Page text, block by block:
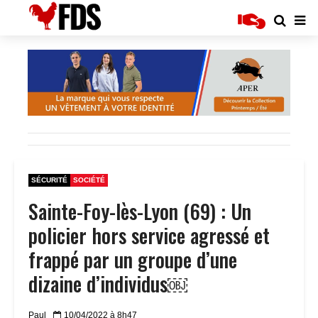
SÉCURITÉ SOCIÉTÉ
Sainte-Foy-lès-Lyon (69) : Un
policier hors service agressé et
frappé par un groupe d’une
dizaine d’individus￼
Paul 10/04/2022 à 8h47